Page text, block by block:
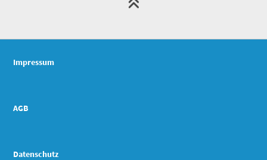
Impressum
AGB
Datenschutz